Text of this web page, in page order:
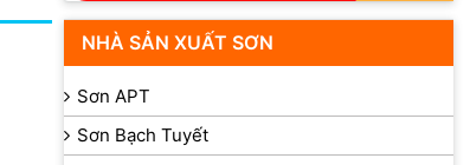
NHÀ SẢN XUẤT SƠN
Sơn APT
Sơn Bạch Tuyết